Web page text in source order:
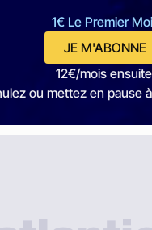
1€ Le Premier
JE M'ABONNE
12€/mois
ou mettez en pause